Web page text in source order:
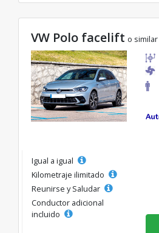
VW Polo facelift o similar
Igual a igual
Kilometraje ilimitado
Reunirse y Saludar
Conductor adicional
incluido